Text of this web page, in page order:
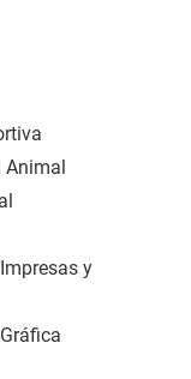
Animal
y